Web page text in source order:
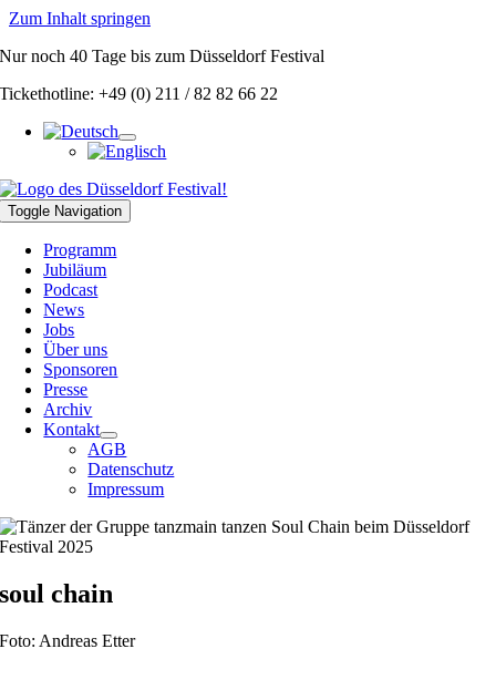
Zum Inhalt springen
Nur noch40 Tagebis zum Düsseldorf Festival
Tickethotline: +49 (0) 211 / 82 82 66 22
Toggle Navigation
Programm
Jubiläum
Podcast
News
Jobs
Über uns
Sponsoren
Presse
Archiv
Kontakt
AGB
Datenschutz
Impressum
soul chain
Foto: Andreas Etter